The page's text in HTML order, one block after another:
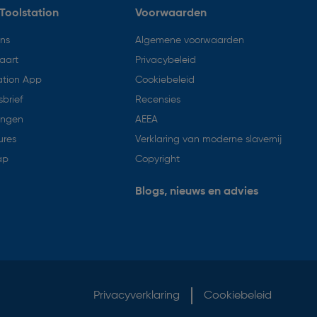
App
Voorwaarden
Algemene voorwaarden
Privacybeleid
Cookiebeleid
Recensies
AEEA
Verklaring van moderne slavernij
Copyright
Blogs, nieuws en advies
Privacyverklaring Cookiebeleid